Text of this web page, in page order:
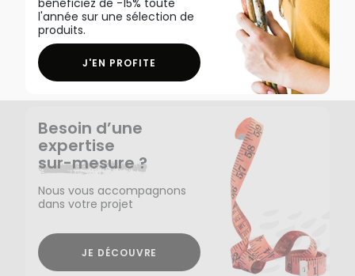
bénéficiez de -15% toute
l'année sur une sélection de
produits.
J'EN PROFITE
Besoin d’une
expertise
sur-mesure ?
Nous vous accompagnons
dans votre projet
JE DÉCOUVRE